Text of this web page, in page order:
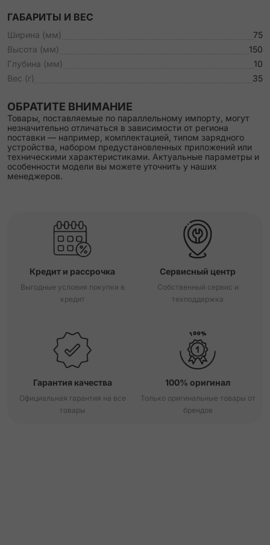
ГАБАРИТЫ И ВЕС
Ширина (мм)
75
Высота (мм)
150
Глубина (мм)
10
Вес (г)
35
ОБРАТИТЕ ВНИМАНИЕ
Товары, поставляемые по параллельному импорту, могут
незначительно отличаться в зависимости от региона
поставки — например, комплектацией, типом зарядного
устройства, набором предустановленных приложений или
техническими характеристиками. Актуальные параметры и
особенности модели вы можете уточнить у наших
менеджеров.
Кредит и рассрочка
Выгодные условия покупки в
кредит
Сервисный центр
Собственный сервис и
техподдержка
Гарантия качества
Официальная гарантия на все
товары
100% оригинал
Только оригинальные товары от
брендов